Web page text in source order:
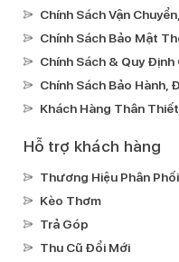
AITrung tâm
hiện va chạm
luôn hiển thị
thanh Dolby
Dolby
Pay
Kháng nước,
IP68
Ghi âm:
Chính Sách Vận
Chính Sách Bảo Mật
Chính Sách & Quy Định
Chính Sách Bảo Hành,
Khách Hàng Thân Thiết
Hỗ trợ khách hàng
Thương Hiệu Phân Phối
Kèo Thơm
Trả Góp
Thu Cũ Đổi Mới